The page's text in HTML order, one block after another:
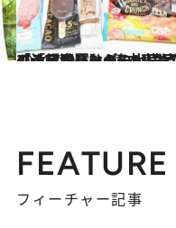
2024.7.5
【シャトレーゼの大満足アイス10選】4億本売れた「チョコバッキー」に続く「超濃厚なのに81円」の注目商品は？
グルメ
FEATURE
フィーチャー記事